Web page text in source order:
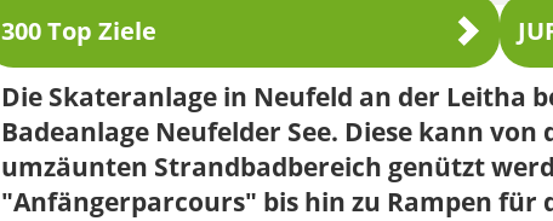
300 Top Ziele
Die Skateranlage in Neufeld an der Leitha
Badeanlage Neufelder See. Diese kann
umzäunten Strandbadbereich genützt
"Anfängerparcours" bis hin zu Rampen für